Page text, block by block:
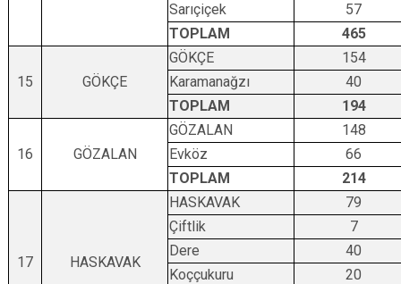
Sarıçiçek
57
TOPLAM
465
15 GÖKÇE
GÖKÇE
154
Karamanağzı
40
TOPLAM
194
16 GÖZALAN
GÖZALAN
148
Evköz
66
TOPLAM
214
17 HASKAVAK
HASKAVAK
79
Çiftlik
7
Dere
40
Koççukuru
20